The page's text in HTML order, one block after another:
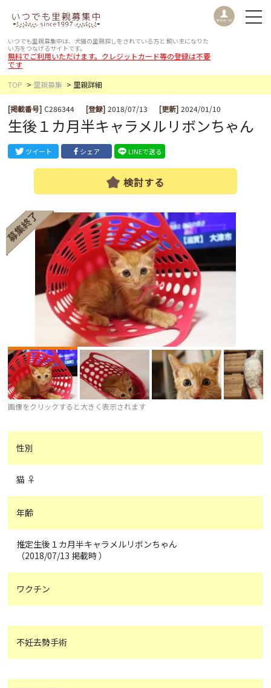
いつでも里親募集中は、犬猫の里親探しをされている方と 飼い主になりた
い方をつなげるサイトです。
無料でご利用いただけます。クレジットカード等の登録は不要
です
TOP
里親募集 里親詳細
[掲載番号] C286344 [登録] 2018/07/13 [更新] 2024/01/10
生後１カ月半キャラメルリボンちゃん
ツイート シェア LINEで送る
検討する
画像をクリックすると大きく表示されます
性別
猫 ♀
年齢
推定生後１カ月半キャラメルリボンちゃん
（2018/07/13 掲載時 ）
ワクチン
不妊去勢手術